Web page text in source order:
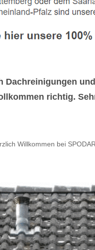
Dachreinigungen
richtig.
Willkommen bei